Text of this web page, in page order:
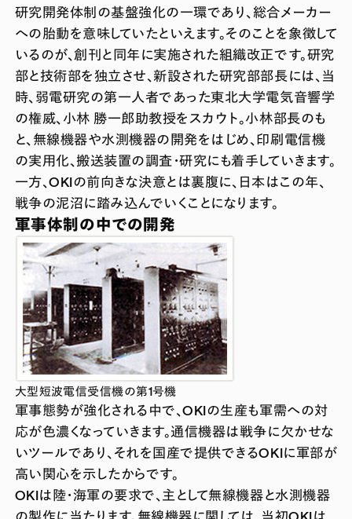
研究開発体制の基盤強化の一環であり、総合メーカー
への胎動を意味していたといえます。そのことを象徴して
いるのが、創刊と同年に実施された組織改正です。研究
部と技術部を独立させ、新設された研究部部長には、当
時、弱電研究の第一人者であった東北大学電気音響学
の権威、小林 勝一郎助教授をスカウト。小林部長のも
と、無線機器や水測機器の開発をはじめ、印刷電信機
の実用化、搬送装置の調査・研究にも着手していきます。
一方、OKIの前向きな決意とは裏腹に、日本はこの年、
戦争の泥沼に踏み込んでいくことになります。
軍事体制の中での開発
大型短波電信受信機の第1号機
軍事態勢が強化される中で、OKIの生産も軍需への対
応が色濃くなっていきます。通信機器は戦争に欠かせな
いツールであり、それを国産で提供できるOKIに軍部が
高い関心を示したからです。
OKIは陸・海軍の要求で、主として無線機器と水測機器